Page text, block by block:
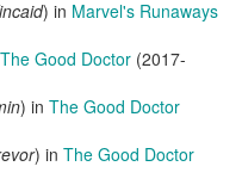
) in Marvel's Runaways
The Good Doctor (2017-
) in The Good Doctor
) in The Good Doctor